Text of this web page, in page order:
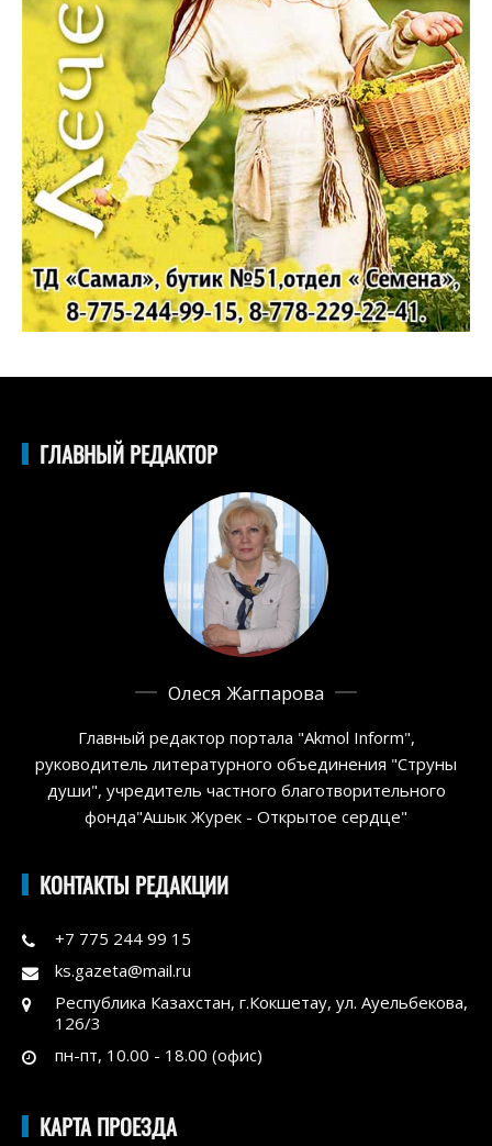
ГЛАВНЫЙ РЕДАКТОР
Олеся Жагпарова
Главный редактор портала "Akmol Inform",
руководитель литературного объединения "Струны
души", учредитель частного благотворительного
фонда"Ашык Журек - Открытое сердце"
КОНТАКТЫ РЕДАКЦИИ
+7 775 244 99 15
ks.gazeta@mail.ru
Республика Казахстан, г.Кокшетау, ул. Ауельбекова,
126/3
пн-пт, 10.00 - 18.00 (офис)
КАРТА ПРОЕЗДА